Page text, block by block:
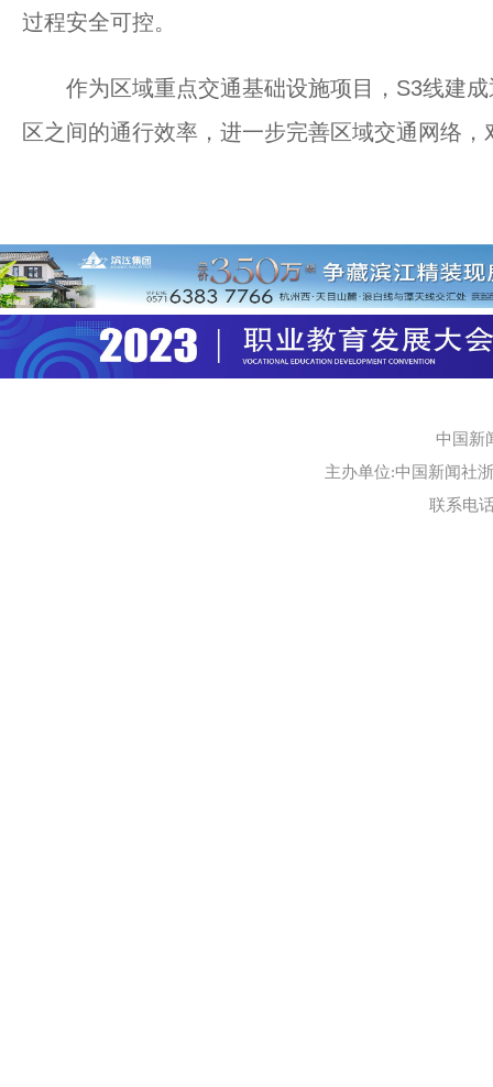
过程安全可控。
作为区域重点交通基础设施项目，S3线建成
区之间的通行效率，进一步完善区域交通网络
中国新
主办单位:中国新闻社
联系电